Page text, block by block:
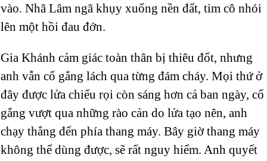
vào. Nhã Lâm ngã khụy xuống nền đất, tim cô nhói
lên một hồi đau đớn.
Gia Khánh cảm giác toàn thân bị thiêu đốt, nhưng
anh vẫn cố gắng lách qua từng đám cháy. Mọi thứ ở
đây được lửa chiếu rọi còn sáng hơn cả ban ngày, cố
gắng vượt qua những rào cản do lửa tạo nên, anh
chạy thẳng đến phía thang máy. Bây giờ thang máy
không thể dùng được, sẽ rất nguy hiểm. Anh quyết